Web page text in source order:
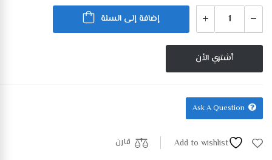
إضافة إلى السلة
أشتري الأن
Ask A Question
Add to wishlist قارن